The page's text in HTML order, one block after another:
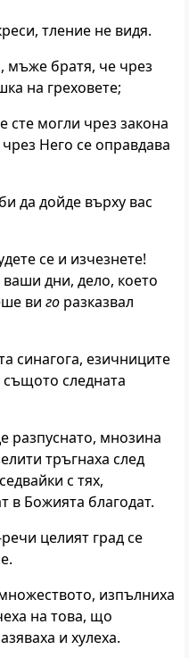
тление не видя.
мъже братя, че чрез
на греховете;
сте могли чрез закона
Него се оправдава
да дойде върху вас
се и изчезнете!
дни, дело, което
ви го разказвал
синагога, езичниците
същото следната
разпуснато, мнозина
тръгнаха след
с тях,
в Божията благодат.
целият град се
изпълниха
на това, що
и хулеха.